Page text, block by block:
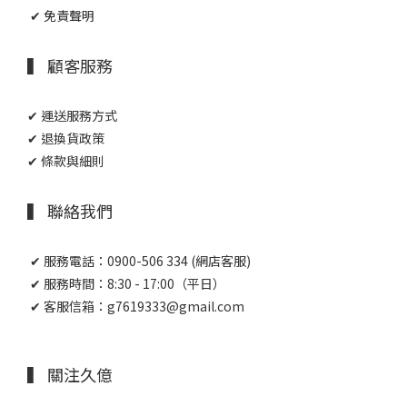
✔ 免責聲明
▍ 顧客服務
✔ 運送服務方式
✔ 退換貨政策
✔ 條款與細則
▍ 聯絡我們
✔ 服務電話：0900-506 334 (網店客服)
✔ 服務時間：8:30 - 17:00（平日）
✔ 客服信箱：g7619333@gmail.com
▍ 關注久億